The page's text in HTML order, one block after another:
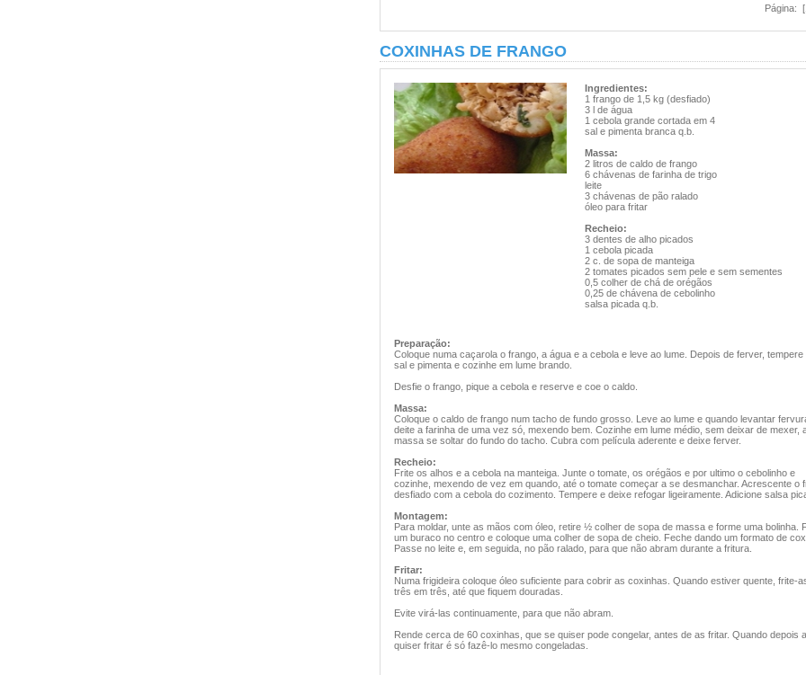
Página:
COXINHAS DE FRANGO
Ingredientes:
1 frango de 1,5 kg (desfiado)
3 l de água
1 cebola grande cortada em 4
sal e pimenta branca q.b.
Massa:
2 litros de caldo de frango
6 chávenas de farinha de trigo
leite
3 chávenas de pão ralado
óleo para fritar
Recheio:
3 dentes de alho picados
1 cebola picada
2 c. de sopa de manteiga
2 tomates picados sem pele e sem sementes
0,5 colher de chá de orégãos
0,25 de chávena de cebolinho
salsa picada q.b.
Preparação:
Coloque numa caçarola o frango, a água e a cebola e leve ao lume. Depois de ferver, tempere
sal e pimenta e cozinhe em lume brando.
Desfie o frango, pique a cebola e reserve e coe o caldo.
Massa:
Coloque o caldo de frango num tacho de fundo grosso. Leve ao lume e quando levantar
deite a farinha de uma vez só, mexendo bem. Cozinhe em lume médio, sem deixar de mexer,
massa se soltar do fundo do tacho. Cubra com película aderente e deixe ferver.
Recheio:
Frite os alhos e a cebola na manteiga. Junte o tomate, os orégãos e por ultimo o cebolinho e
cozinhe, mexendo de vez em quando, até o tomate começar a se desmanchar. Acrescente o
desfiado com a cebola do cozimento. Tempere e deixe refogar ligeiramente. Adicione salsa
Montagem:
Para moldar, unte as mãos com óleo, retire ½ colher de sopa de massa e forme uma bolinha.
um buraco no centro e coloque uma colher de sopa de cheio. Feche dando um formato de
Passe no leite e, em seguida, no pão ralado, para que não abram durante a fritura.
Fritar:
Numa frigideira coloque óleo suficiente para cobrir as coxinhas. Quando estiver quente, frite-
três em três, até que fiquem douradas.
Evite virá-las continuamente, para que não abram.
Rende cerca de 60 coxinhas, que se quiser pode congelar, antes de as fritar. Quando depois
quiser fritar é só fazê-lo mesmo congeladas.